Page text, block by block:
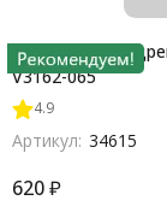
Ограничитель
V3162-065
4.9
Артикул: 34615
620₽